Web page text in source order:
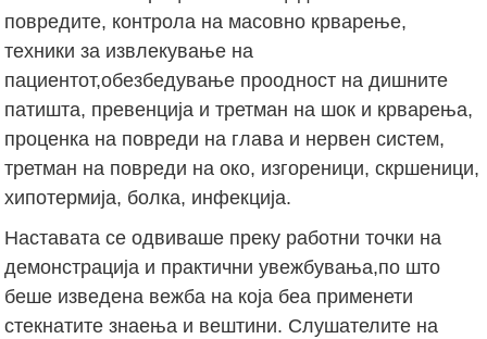
повредите, контрола на масовно крварење,
техники за извлекување на
пациентот,обезбедување проодност на дишните
патишта, превенција и третман на шок и крварења,
проценка на повреди на глава и нервен систем,
третман на повреди на око, изгореници, скршеници,
хипотермија, болка, инфекција.
Наставата се одвиваше преку работни точки на
демонстрација и практични увежбувања,по што
беше изведена вежба на која беа применети
стекнатите знаења и вештини. Слушателите на